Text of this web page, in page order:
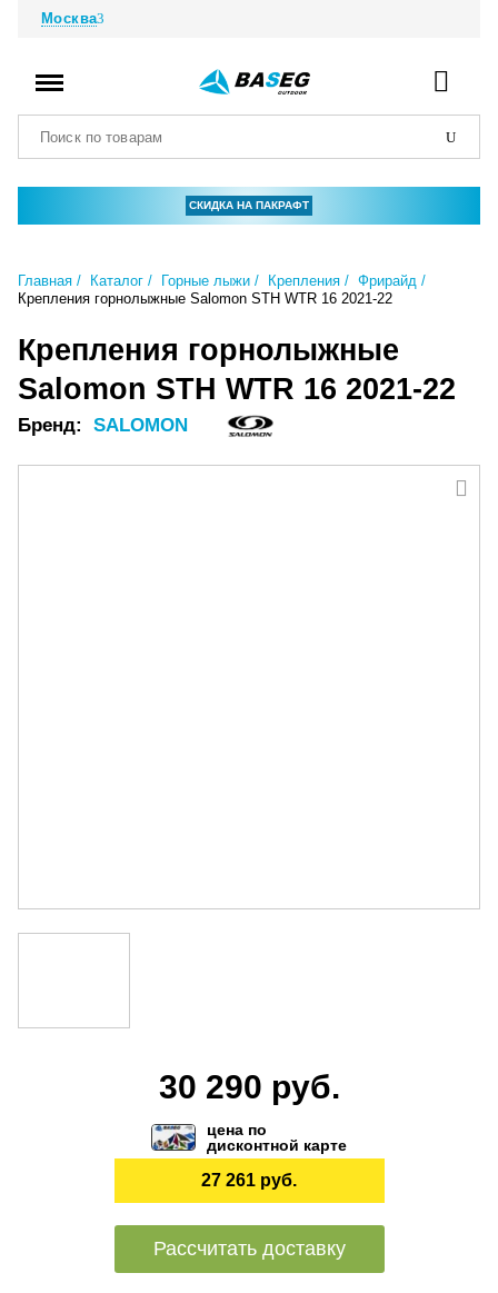
Москва
СКИДКА НА ПАКРАФТ
Главная Каталог Горные лыжи Крепления
Фрирайд
Крепления горнолыжные Salomon STH WTR 16 2021-22
Крепления горнолыжные
Salomon STH WTR 16 2021-22
Бренд: SALOMON
30 290 руб.
цена по
дисконтной карте
27 261 руб.
Рассчитать доставку